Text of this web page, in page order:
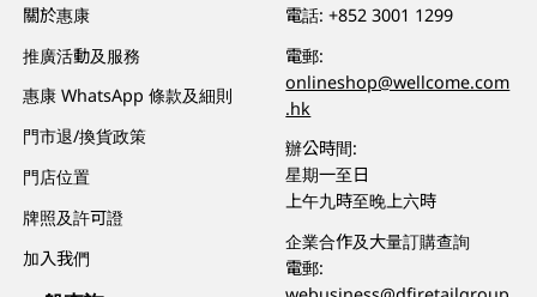
關於惠康
推廣活動及服務
惠康 WhatsApp 條款及細則
門市退/換貨政策
門店位置
牌照及許可證
加入我們
電話:+852 3001 1299
電郵:
onlineshop@wellcome.com
.hk
辦公時間:
星期一至日
上午九時至晚上六時
企業合作及大量訂購查詢
電郵: